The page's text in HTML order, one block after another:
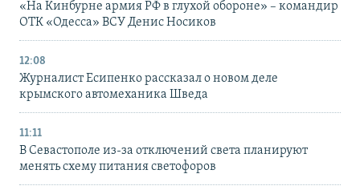
«На Кинбурне армия РФ в глухой обороне» – командир
ОТК «Одесса» ВСУ Денис Носиков
12:08
Журналист Есипенко рассказал о новом деле
крымского автомеханика Шведа
11:11
В Севастополе из-за отключений света планируют
менять схему питания светофоров